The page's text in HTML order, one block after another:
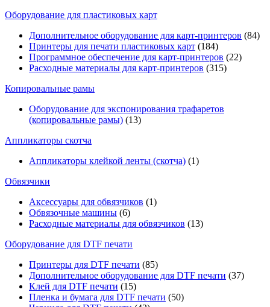
Оборудование для пластиковых карт
Дополнительное оборудование для карт-принтеров (84)
Принтеры для печати пластиковых карт (184)
Программное обеспечение для карт-принтеров (22)
Расходные материалы для карт-принтеров (315)
Копировальные рамы
Оборудование для экспонирования трафаретов
(копировальные рамы) (13)
Аппликаторы скотча
Аппликаторы клейкой ленты (скотча) (1)
Обвязчики
Аксессуары для обвязчиков (1)
Обвязочные машины (6)
Расходные материалы для обвязчиков (13)
Оборудование для DTF печати
Принтеры для DTF печати (85)
Дополнительное оборудование для DTF печати (37)
Клей для DTF печати (15)
Пленка и бумага для DTF печати (50)